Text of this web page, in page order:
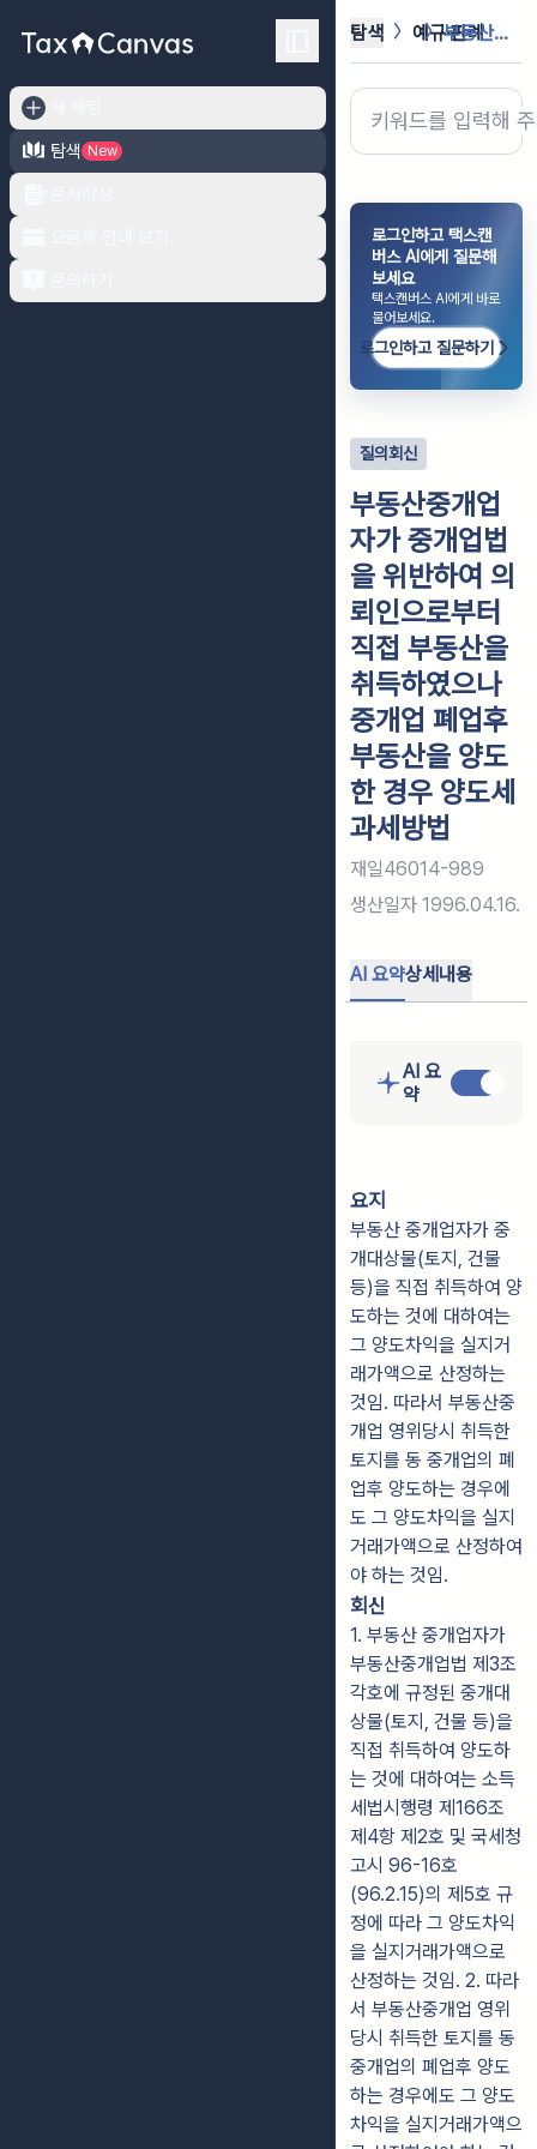
탐색
New
탐색 예규·판례 부동산중개업자가 중개업법을 위반하여 ...
로그인하고 택스캔
버스 AI에게 질문해
보세요
택스캔버스 AI에게 바로
물어보세요.
로그인하고 질문하기
질의회신
부동산중개업
자가 중개업법
을 위반하여 의
뢰인으로부터
직접 부동산을
취득하였으나
중개업 폐업후
부동산을 양도
한 경우 양도세
과세방법
재일46014-989
생산일자 1996.04.16.
AI 요약상세내용
AI 요
약
요지
부동산 중개업자가 중
개대상물(토지, 건물
등)을 직접 취득하여 양
도하는 것에 대하여는
그 양도차익을 실지거
래가액으로 산정하는
것임. 따라서 부동산중
개업 영위당시 취득한
토지를 동 중개업의 폐
업후 양도하는 경우에
도 그 양도차익을 실지
거래가액으로 산정하여
야 하는 것임.
회신
1. 부동산 중개업자가
부동산중개업법 제3조
각호에 규정된 중개대
상물(토지, 건물 등)을
직접 취득하여 양도하
는 것에 대하여는 소득
세법시행령 제166조
제4항 제2호 및 국세청
고시 96-16호
(96.2.15)의 제5호 규
정에 따라 그 양도차익
을 실지거래가액으로
산정하는 것임. 2. 따라
서 부동산중개업 영위
당시 취득한 토지를 동
중개업의 폐업후 양도
하는 경우에도 그 양도
차익을 실지거래가액으